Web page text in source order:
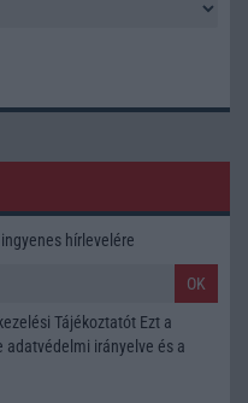
hírlevelére
OK
Tájékoztatót Ezt a
adatvédelmi irányelve és a